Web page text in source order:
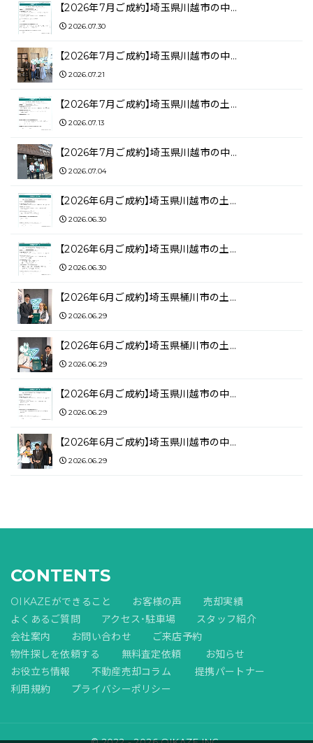
【2026年7月ご成約】埼玉県川越市の中…
2026.07.30
【2026年7月ご成約】埼玉県川越市の中…
2026.07.21
【2026年7月ご成約】埼玉県川越市の土…
2026.07.13
【2026年7月ご成約】埼玉県川越市の中…
2026.07.04
【2026年6月ご成約】埼玉県川越市の土…
2026.06.30
【2026年6月ご成約】埼玉県川越市の土…
2026.06.30
【2026年6月ご成約】埼玉県桶川市の土…
2026.06.29
【2026年6月ご成約】埼玉県桶川市の土…
2026.06.29
【2026年6月ご成約】埼玉県川越市の中…
2026.06.29
【2026年6月ご成約】埼玉県川越市の中…
2026.06.29
CONTENTS
OIKAZEができること お客様の声
売却実績
よくあるご質問
アクセス・駐車場
スタッフ紹介
会社案内
お問い合わせ
ご来店予約
物件探しを依頼する
無料査定依頼
お知らせ
お役立ち情報
不動産売却コラム
提携パートナー
利用規約
プライバシーポリシー